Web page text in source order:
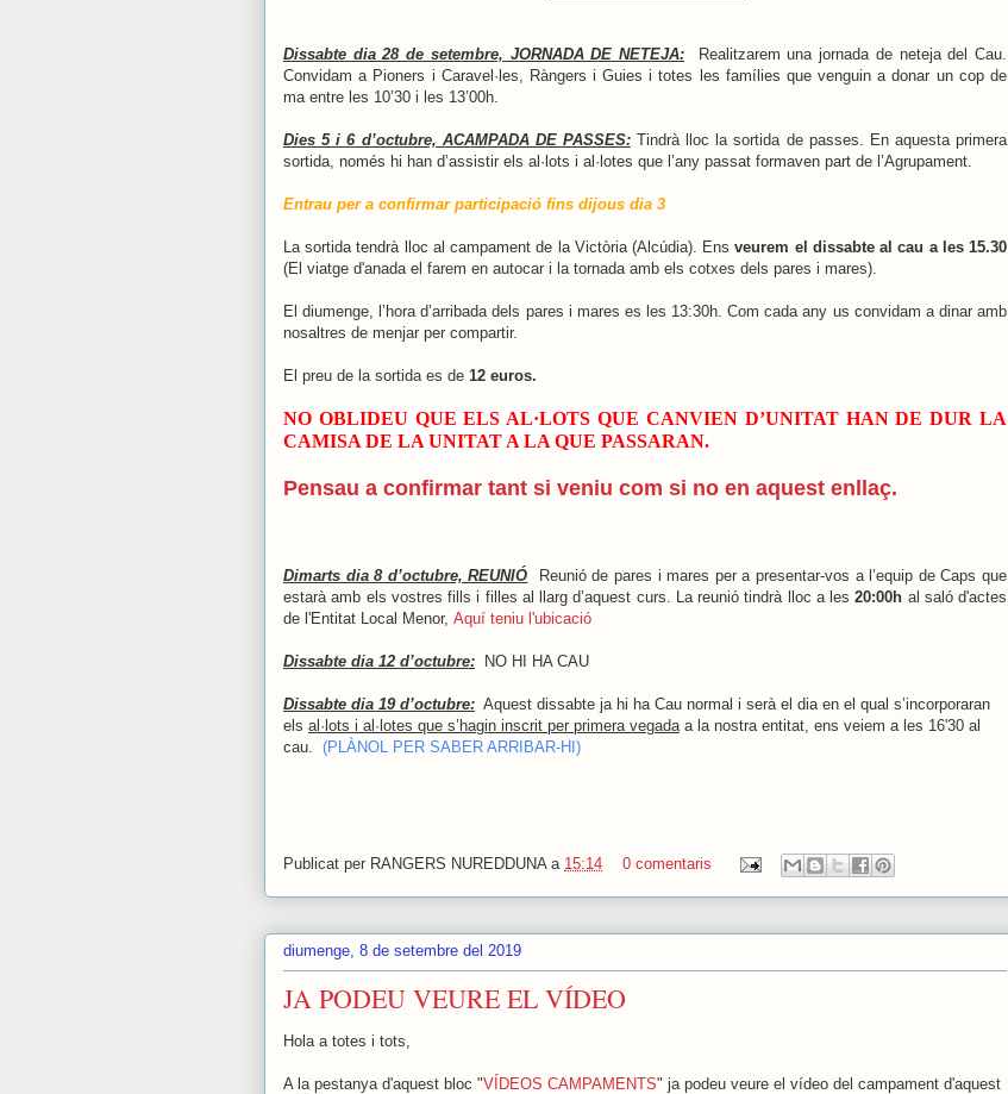
Dissabte dia 28 de setembre, JORNADA DE NETEJA: Realitzarem una jornada de neteja del Cau.
Convidam a Pioners i Caravel·les, Ràngers i Guies i totes les famílies que venguin a donar un cop de
ma entre les 10’30 i les 13’00h.
Dies5 i 6d’octubre, ACAMPADA DE PASSES: Tindrà lloc la sortida de passes. En aquesta primera
sortida, només hi han d’assistir els al·lots i al·lotes que l’any passat formaven part de l’Agrupament.
Entrau per a confirmar participació fins dijous dia 3
La sortida tendrà lloc al campament de la Victòria (Alcúdia). Ensveurem el dissabte al cau a les 15.30
(El viatge d'anada el farem en autocar i la tornada amb els cotxes dels pares i mares).
El diumenge, l’hora d’arribada dels pares i mares es les 13:30h.Com cada any us convidam a dinar amb
nosaltres de menjar per compartir.
El preu de la sortida es de 12 euros.
NO OBLIDEU QUE ELS AL·LOTS QUE CANVIEN D’UNITAT HAN DE DUR LA
CAMISA DE LA UNITAT A LA QUE PASSARAN.
Pensau a confirmar tant si veniu com si no en aquest enllaç.
Dimarts dia 8 d’octubre, REUNIÓ Reunió de pares i mares per a presentar-vos a l’equip de Caps que
estarà amb els vostres fills i filles al llarg d’aquest curs. La reunió tindrà lloc a les20:00h al saló d'actes
de l'Entitat Local Menor, Aquí teniu l'ubicació
Dissabte dia 12 d’octubre: NO HI HA CAU
Dissabte dia 19 d’octubre: Aquest dissabte ja hi ha Cau normal i serà el dia en el qual s’incorporaran
els al·lots i al·lotes que s’hagin inscrit per primera vegada a la nostra entitat, ens veiem a les 16'30 al
cau. (PLÀNOL PER SABER ARRIBAR-HI)
Publicat per RANGERS NUREDDUNA a 15:14 0 comentaris
diumenge, 8 de setembre del 2019
JA PODEU VEURE EL VÍDEO
Hola a totes i tots,
A la pestanya d'aquest bloc "VÍDEOS CAMPAMENTS" ja podeu veure el vídeo del campament d'aquest